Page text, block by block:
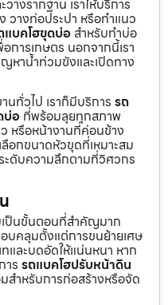
างรากฐาน เราให้บริการ
วางท่อประปา หรือทำแนว
แบคโฮขุดบ่อ สำหรับทำบ่อ
การเกษตร นอกจากนี้เรา
หาน้ำท่วมขังและเปิดทาง
นทั่วไป เราก็มีบริการ รถ
บ่อ ที่พร้อมลุยทุกสภาพ
หรือหน้างานที่ค่อนข้าง
ลือกขนาดหัวขุดที่เหมาะสม
ะดับความลึกตามที่วิศวกร
เป็นขั้นตอนที่สำคัญมาก
อบคลุมตั้งแต่การขนย้ายเศษ
และบดอัดให้แน่นหนา หาก
าร รถแบคโฮปรับหน้าดิน
สำหรับการก่อสร้างหรือจัด